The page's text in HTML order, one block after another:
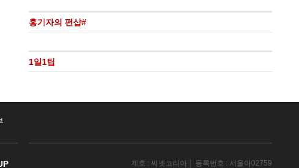
홍기자의 펀샵#
1일1팁
제호 : 씨넷코리아 │ 등록번호 : 서울아02759